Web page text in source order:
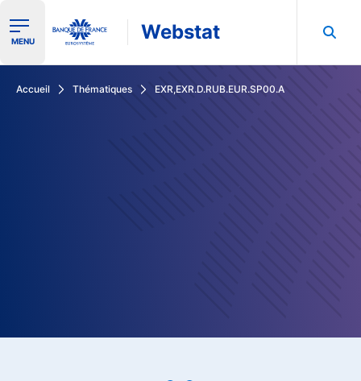
Ouvrir le menu de navigation
MENU Webstat
Accueil Thématiques EXR,EXR.D.RUB.EUR.SP00.A